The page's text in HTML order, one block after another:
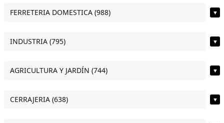
FERRETERIA DOMESTICA (988) ▼
INDUSTRIA (795) ▼
AGRICULTURA Y JARDÍN (744) ▼
CERRAJERIA (638) ▼